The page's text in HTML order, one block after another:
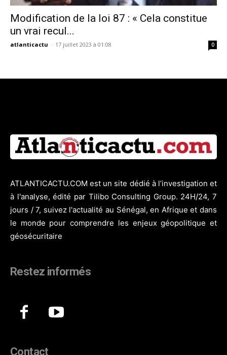
Modification de la loi 87 : « Cela constitue
un vrai recul...
atlanticactu - 17 juillet 2023 à 01:08 0
ATLANTICACTU.COM est un site dédié à l’investigation et
à l'analyse, édité par Tilibo Consulting Group. 24H/24, 7
jours / 7, suivez l'actualité au Sénégal, en Afrique et dans
le monde pour comprendre les enjeux géopolitique et
géosécuritaire
Restez informés
Contact